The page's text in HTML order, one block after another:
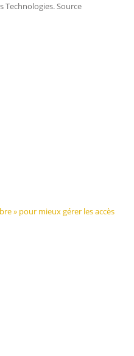
Technologies. Source
» pour mieux gérer les accès